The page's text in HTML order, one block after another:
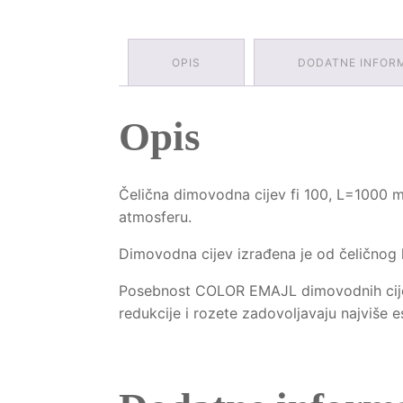
OPIS DODATNE
Opis
Čelična dimovodna cijev fi 100, L=1000
atmosferu.
Dimovodna cijev izrađena je od čeličnog
Posebnost COLOR EMAJL dimovodnih
redukcije i rozete zadovoljavaju najviše